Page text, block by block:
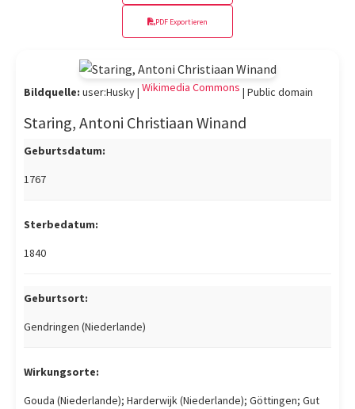
PDF Exportieren
Staring, Antoni Christiaan Winand
Geburtsdatum:
1767
Sterbedatum:
1840
Geburtsort:
Gendringen (Niederlande)
Wirkungsorte:
Gouda (Niederlande); Harderwijk (Niederlande); Göttingen; Gut
Bildquelle: user:Husky | Wikimedia Commons | Public domain